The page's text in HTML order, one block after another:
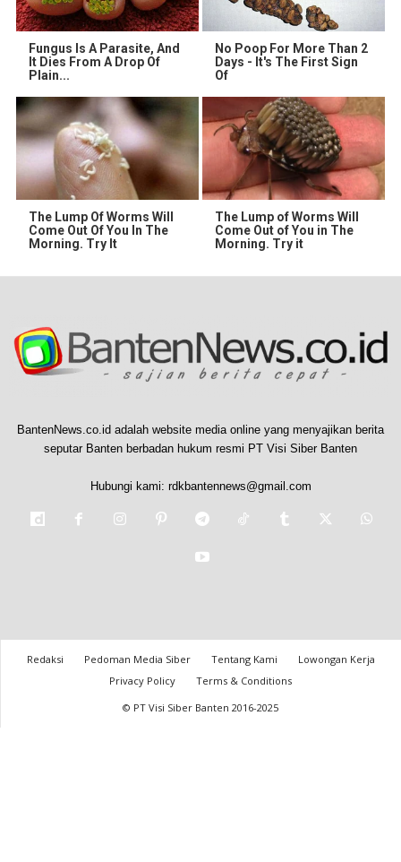
Fungus Is A Parasite, And
It Dies From A Drop Of
Plain...
No Poop For More Than 2
Days - It's The First Sign
Of
The Lump Of Worms Will
Come Out Of You In The
Morning. Try It
The Lump of Worms Will
Come Out of You in The
Morning. Try it
BantenNews.co.id adalah website media online yang menyajikan berita
seputar Banten berbadan hukum resmi PT Visi Siber Banten
Hubungi kami: rdkbantennews@gmail.com
Redaksi Pedoman Media Siber Tentang Kami
Lowongan Kerja
Privacy Policy
Terms & Conditions
© PT Visi Siber Banten 2016-2025